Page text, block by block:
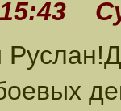
15:43